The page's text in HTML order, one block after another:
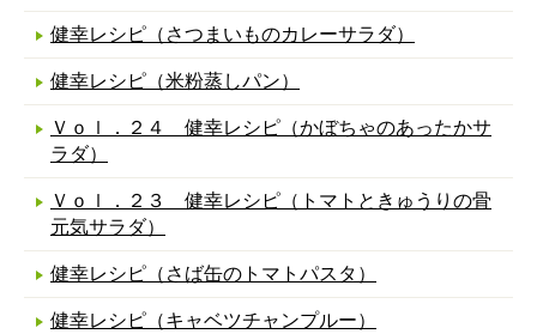
健幸レシピ（さつまいものカレーサラダ）
健幸レシピ（米粉蒸しパン）
Ｖｏｌ．２４ 健幸レシピ（かぼちゃのあったかサ
ラダ）
Ｖｏｌ．２３ 健幸レシピ（トマトときゅうりの骨
元気サラダ）
健幸レシピ（さば缶のトマトパスタ）
健幸レシピ（キャベツチャンプルー）